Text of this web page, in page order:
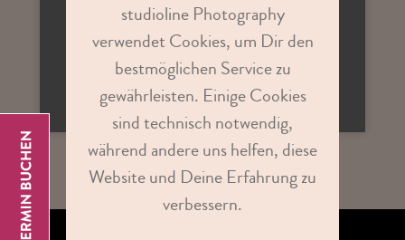
ZUR STUDIOSUCHE
studioline Photography
verwendet Cookies, um Dir den
bestmöglichen Service zu
gewährleisten. Einige Cookies
sind technisch notwendig,
während andere uns helfen, diese
Website und Deine Erfahrung zu
verbessern.